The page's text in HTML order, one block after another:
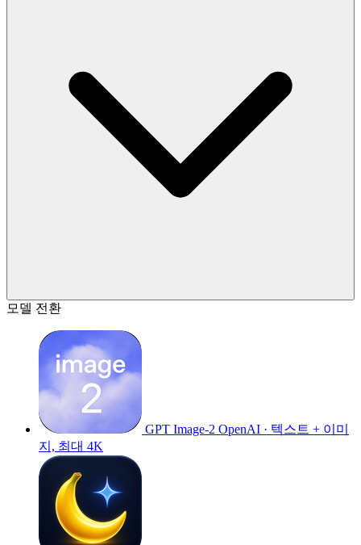
모델 전환
GPT Image-2 OpenAI · 텍스트 + 이미
지, 최대 4K